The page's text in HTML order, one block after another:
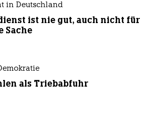
in Deutschland
ist nie gut, auch nicht für
Sache
als Triebabfuhr